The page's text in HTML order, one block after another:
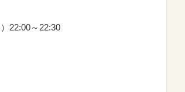
）22:00～22:30